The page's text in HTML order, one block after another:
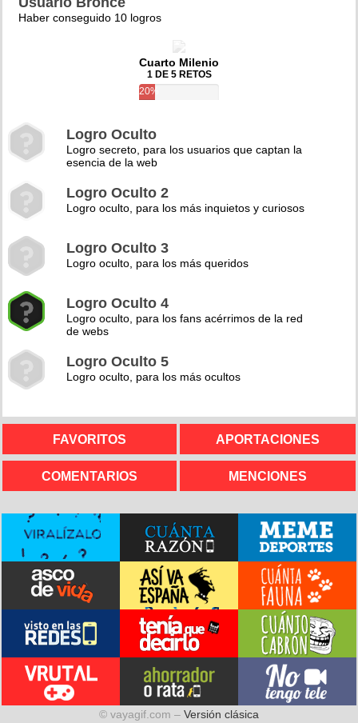
Haber conseguido 10 logros
Cuarto Milenio
1 DE 5 RETOS
20%
Logro Oculto
Logro secreto, para los usuarios que captan la
esencia de la web
Logro Oculto 2
Logro oculto, para los más inquietos y curiosos
Logro Oculto 3
Logro oculto, para los más queridos
Logro Oculto 4
Logro oculto, para los fans acérrimos de la red
de webs
Logro Oculto 5
Logro oculto, para los más ocultos
FAVORITOS APORTACIONES
COMENTARIOS MENCIONES
© vayagif.com – Versión clásica